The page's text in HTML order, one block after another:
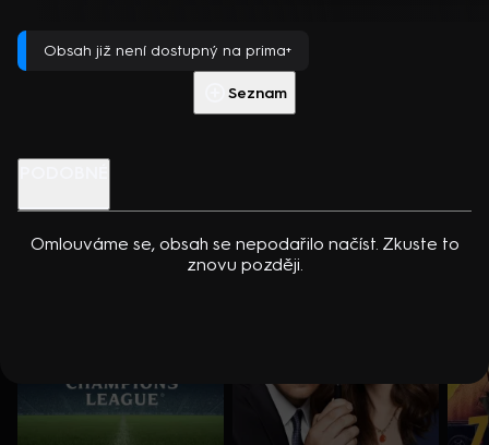
Obsah již není dostupný na prima+
Seznam
Omlouváme se, obsah se nepodařilo načíst. Zkuste to
znovu později.
Kreuková, R. Sutherland, A. Douglas, M. Loweová, S.
Spracklinová a další
Přehrát ukázku